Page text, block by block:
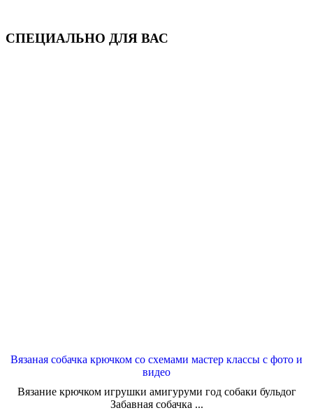
СПЕЦИАЛЬНО ДЛЯ ВАС
Вязаная собачка крючком со схемами мастер классы с фото и
видео
Вязание крючком игрушки амигуруми год собаки бульдог
Забавная собачка ...